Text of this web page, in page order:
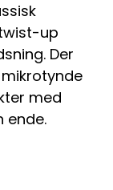
up
Der
med
ende.